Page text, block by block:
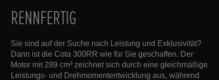
RENNFERTIG
Sie sind auf der Suche nach Leistung und Exklusivität?
Dann ist die Cota 300RR wie für Sie geschaffen. Der
Motor mit 289 cm³ zeichnet sich durch eine gleichmäßige
Leistungs- und Drehmomententwicklung aus, während